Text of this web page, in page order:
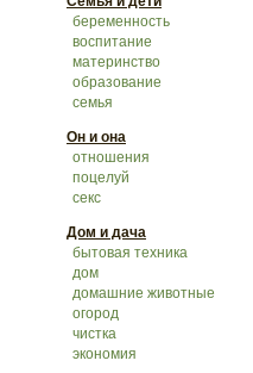
беременность
воспитание
материнство
образование
семья
Он и она
отношения
поцелуй
секс
Дом и дача
бытовая техника
дом
домашние животные
огород
чистка
экономия